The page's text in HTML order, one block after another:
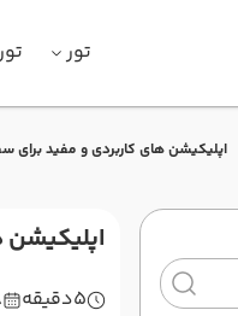
تور
اپلیکیشن های کاربردی و مفید برای
5دقیقه